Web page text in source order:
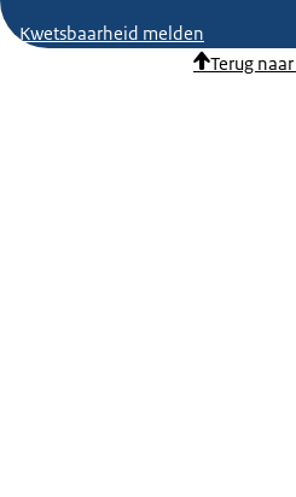
Kwetsbaarheid melden
Terug